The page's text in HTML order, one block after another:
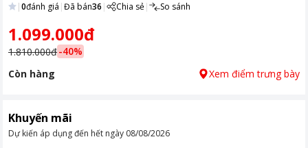
|0đánh giá |Đã bán36 | Chia sẻ| So sánh
1.099.000đ
1.810.000đ-40%
Còn hàng
Xem điểm trưng bày
Khuyến mãi
Dự kiến áp dụng đến hết ngày 08/08/2026